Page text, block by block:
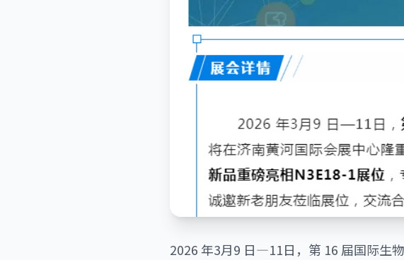
2026 年3月9 日—11日，第 16 届国际生